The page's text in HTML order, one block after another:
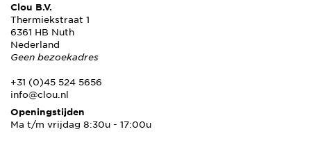
Clou B.V.
Thermiekstraat 1
6361 HB Nuth
Nederland
Geen bezoekadres
+31 (0)45 524 5656
info@clou.nl
Openingstijden
Ma t/m vrijdag 8:30u - 17:00u